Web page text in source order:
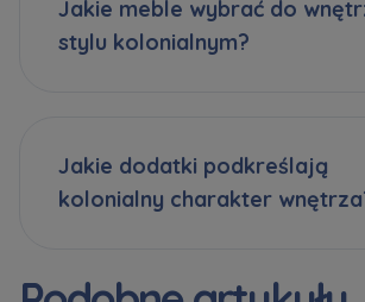
Jakie meble wybrać do
stylu kolonialnym?
Jakie dodatki podkreślają
kolonialny charakter